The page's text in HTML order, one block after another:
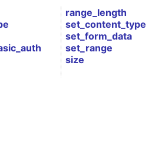
range_length
set_content_type
set_form_data
set_range
size